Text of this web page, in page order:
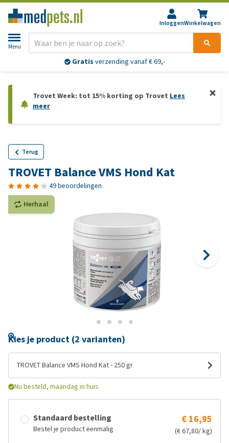
InloggenWinkelwagen
Menu
Gratis verzending vanaf € 69,-
Trovet Week: tot 15% korting op Trovet Lees
meer
Terug
TROVET Balance VMS Hond Kat
49 beoordelingen
Herhaal
Kies je product (2 varianten)
TROVET Balance VMS Hond Kat - 250 gr
Nu besteld, maandag in huis
Standaard bestelling
Bestel je product eenmalig
€ 16,95
(€ 67,80/ kg)